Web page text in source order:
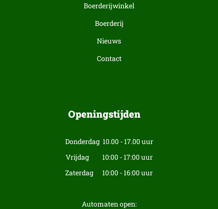
Boerderijwinkel
Boerderij
Nieuws
Contact
Openingstijden
Donderdag 10.00 - 17.00 uur
Vrijdag 10:00 - 17:00 uur
Zaterdag 10:00 - 16:00 uur
Automaten open: